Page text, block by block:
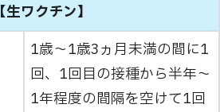
【生ワクチン】
1歳～1歳3ヵ月未満の間に1
回、1回目の接種から半年～
1年程度の間隔を空けて1回